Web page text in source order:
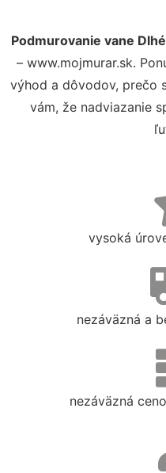
Podmurovanie vane
– www.mojmurar.sk.
výhod a dôvodov, prečo
vám, že nadviazanie
vysoká
nezáväzná a
nezáväzná